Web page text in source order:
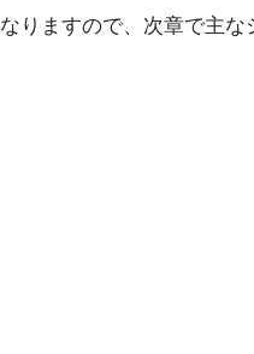
りますので、次章で主な